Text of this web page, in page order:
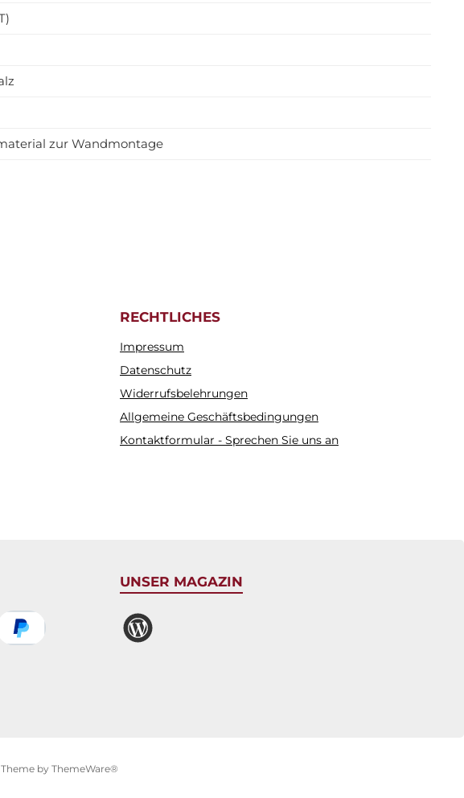
zur Wandmontage
RECHTLICHES
Impressum
Datenschutz
Widerrufsbelehrungen
Allgemeine Geschäftsbedingungen
Kontaktformular - Sprechen Sie uns an
UNSER MAGAZIN
Magazin
by ThemeWare®